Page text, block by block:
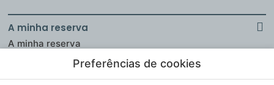
A minha reserva
A minha reserva
Preferências de cookies